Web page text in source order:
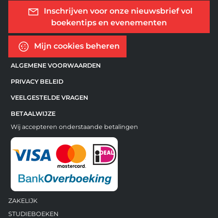
Inschrijven voor onze nieuwsbrief vol
boekentips en evenementen
Mijn cookies beheren
ALGEMENE VOORWAARDEN
PRIVACY BELEID
VEELGESTELDE VRAGEN
BETAALWIJZE
Wij accepteren onderstaande betalingen
ZAKELIJK
STUDIEBOEKEN